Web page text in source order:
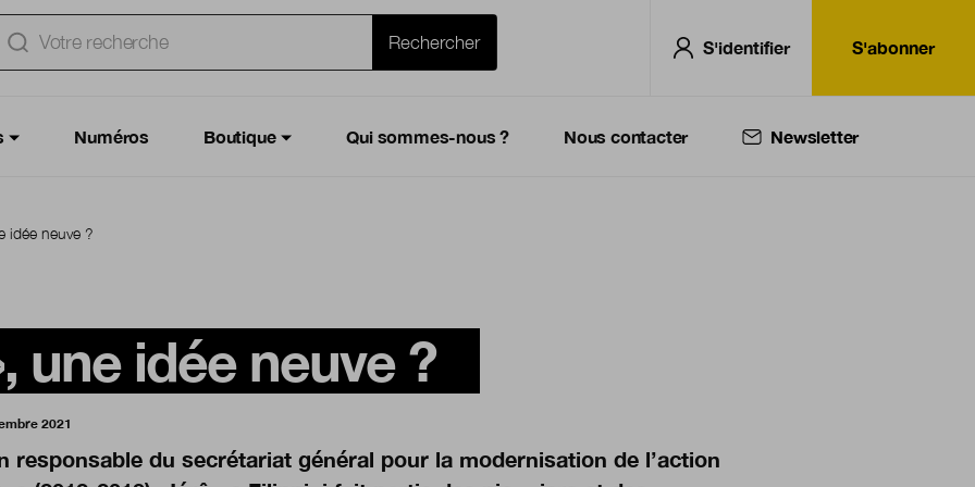
S'identifier S'abonner
Numéros Boutique Qui sommes-nous ? Nous contacter Newsletter
idée neuve ?
une idée neuve ?
2021
responsable du secrétariat général pour la modernisation de l’action